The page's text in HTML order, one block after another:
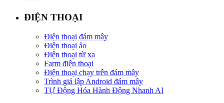
ĐIỆN THOẠI
Điện thoại đám mây
Điện thoại ảo
Điện thoại từ xa
Farm điện thoại
Điện thoại chạy trên đám mây
Trình giả lập Android đám mây
TỰ Động Hóa Hành Động Nhanh AI